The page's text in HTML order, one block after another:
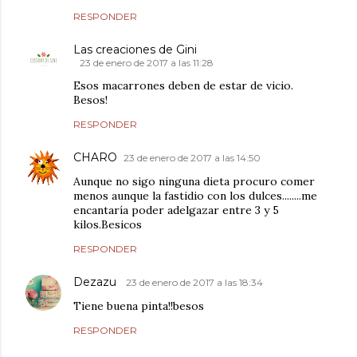
RESPONDER
Las creaciones de Gini
23 de enero de 2017 a las 11:28
Esos macarrones deben de estar de vicio.
Besos!
RESPONDER
CHARO 23 de enero de 2017 a las 14:50
Aunque no sigo ninguna dieta procuro comer
menos aunque la fastidio con los dulces........me
encantaría poder adelgazar entre 3 y 5
kilos.Besicos
RESPONDER
Dezazu 23 de enero de 2017 a las 18:34
Tiene buena pinta!!besos
RESPONDER